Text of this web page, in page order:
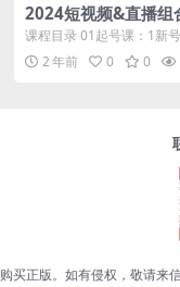
2024短视频&直播组
频+直播+文案+起号
节课）
课程目录 01起号课：1新
工作.mp4 02起号课：2新
怎...2 年前 0 0
正版。如有侵权，敬请来